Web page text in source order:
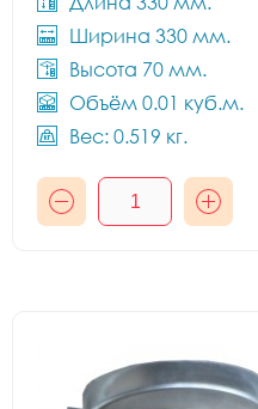
Ширина 330 мм.
Высота 70 мм.
Объём 0.01 куб.м.
Вес: 0.519 кг.